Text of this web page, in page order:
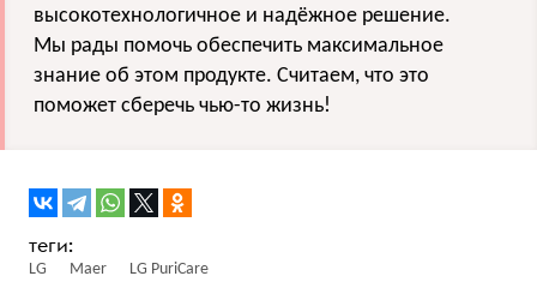
высокотехнологичное и надёжное решение.
Мы рады помочь обеспечить максимальное
знание об этом продукте. Считаем, что это
поможет сберечь чью-то жизнь!
LG Maer LG PuriCare